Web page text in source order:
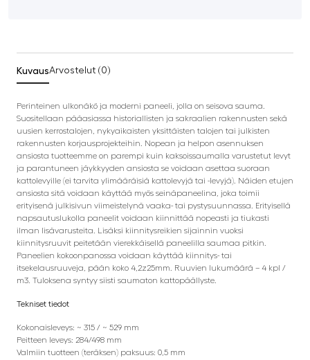
KuvausArvostelut (0)
Perinteinen ulkonäkö ja moderni paneeli, jolla on seisova sauma.
Suositellaan pääasiassa historiallisten ja sakraalien rakennusten sekä
uusien kerrostalojen, nykyaikaisten yksittäisten talojen tai julkisten
rakennusten korjausprojekteihin. Nopean ja helpon asennuksen
ansiosta tuotteemme on parempi kuin kaksoissaumalla varustetut levyt
ja parantuneen jäykkyyden ansiosta se voidaan asettaa suoraan
kattolevyille (ei tarvita ylimääräisiä kattolevyjä tai -levyjä). Näiden etujen
ansiosta sitä voidaan käyttää myös seinäpaneelina, joka toimii
erityisenä julkisivun viimeistelynä vaaka- tai pystysuunnassa. Erityisellä
napsautuslukolla paneelit voidaan kiinnittää nopeasti ja tiukasti
ilman lisävarusteita. Lisäksi kiinnitysreikien sijainnin vuoksi
kiinnitysruuvit peitetään vierekkäisellä paneelilla saumaa pitkin.
Paneelien kokoonpanossa voidaan käyttää kiinnitys- tai
itsekelausruuveja, pään koko 4,2z25mm. Ruuvien lukumäärä – 4 kpl /
m3. Tuloksena syntyy siisti saumaton kattopäällyste.
Tekniset tiedot
Kokonaisleveys: ~ 315 / ~ 529 mm
Peitteen leveys: 284/498 mm
Valmiin tuotteen (teräksen) paksuus: 0,5 mm